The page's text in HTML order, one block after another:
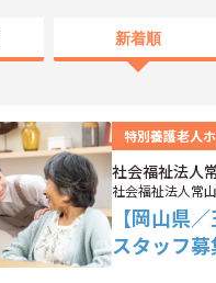
新着順
特別養護老人ホ
社会福祉法人
社会福祉法人常
【岡山県
スタッフ